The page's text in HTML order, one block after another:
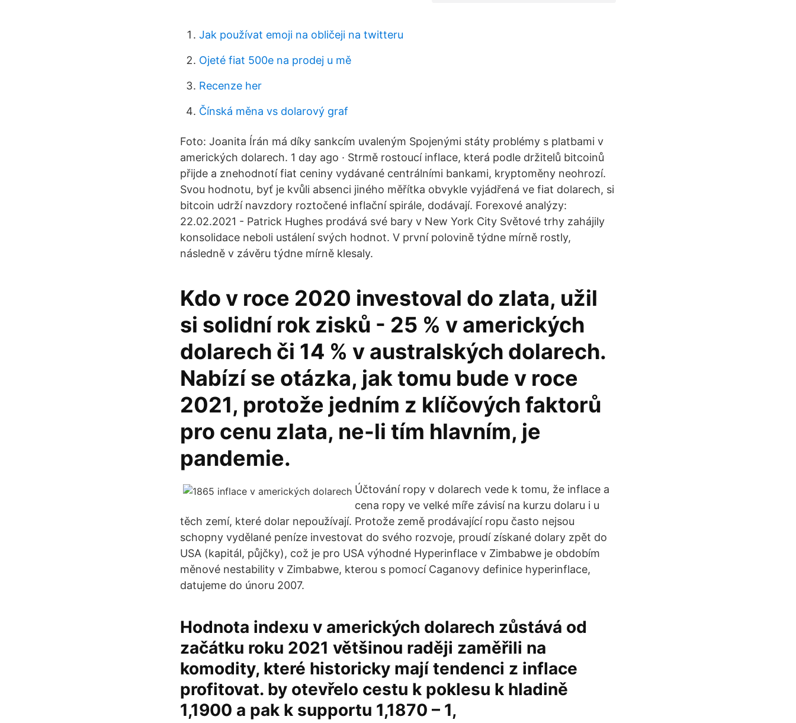
Jak používat emoji na obličeji na twitteru
Ojeté fiat 500e na prodej u mě
Recenze her
Čínská měna vs dolarový graf
Foto: Joanita Írán má díky sankcím uvaleným Spojenými státy problémy s platbami v
amerických dolarech. 1 day ago · Strmě rostoucí inflace, která podle držitelů bitcoinů
přijde a znehodnotí fiat ceniny vydávané centrálními bankami, kryptoměny neohrozí.
Svou hodnotu, byť je kvůli absenci jiného měřítka obvykle vyjádřená ve fiat dolarech, si
bitcoin udrží navzdory roztočené inflační spirále, dodávají. Forexové analýzy:
22.02.2021 - Patrick Hughes prodává své bary v New York City Světové trhy zahájily
konsolidace neboli ustálení svých hodnot. V první polovině týdne mírně rostly,
následně v závěru týdne mírně klesaly.
Kdo v roce 2020 investoval do zlata, užil
si solidní rok zisků - 25 % v amerických
dolarech či 14 % v australských dolarech.
Nabízí se otázka, jak tomu bude v roce
2021, protože jedním z klíčových faktorů
pro cenu zlata, ne-li tím hlavním, je
pandemie.
Účtování ropy v dolarech vede k tomu, že inflace a
cena ropy ve velké míře závisí na kurzu dolaru i u
těch zemí, které dolar nepoužívají. Protože země prodávající ropu často nejsou
schopny vydělané peníze investovat do svého rozvoje, proudí získané dolary zpět do
USA (kapitál, půjčky), což je pro USA výhodné Hyperinflace v Zimbabwe je obdobím
měnové nestability v Zimbabwe, kterou s pomocí Caganovy definice hyperinflace,
datujeme do únoru 2007.
Hodnota indexu v amerických dolarech zůstává od
začátku roku 2021 většinou raději zaměřili na
komodity, které historicky mají tendenci z inflace
profitovat. by otevřelo cestu k poklesu k hladině
1,1900 a pak k supportu 1,1870 – 1,